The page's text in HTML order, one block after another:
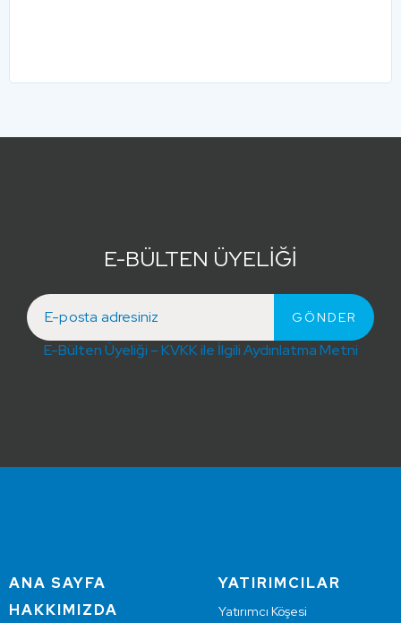
E-BÜLTEN ÜYELİĞİ
E-Bülten Üyeliği – KVKK ile İlgili Aydınlatma Metni
ANA SAYFA
HAKKIMIZDA
YATIRIMCILAR
Yatırımcı Köşesi